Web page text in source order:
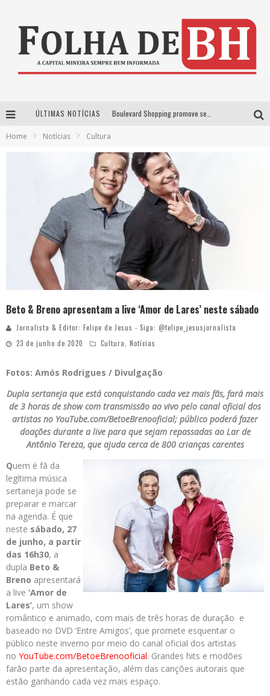
ÚLTIMAS NOTÍCIAS
Home Notícias Cultura
Beto & Breno apresentam a live ‘Amor de Lares’ neste sábado
Jornalista & Editor: Felipe de Jesus - Siga: @felipe_jesusjornalista
23 de junho de 2020
Cultura, Notícias
Fotos: Amós Rodrigues / Divulgação
Dupla sertaneja que está conquistando cada vez mais fãs, fará mais
de 3 horas de show com transmissão ao vivo pelo canal oficial dos
artistas no YouTube.com/BetoeBrenooficial; público poderá fazer
doações durante a live para que sejam repassadas ao Lar de
Antônio Tereza, que ajuda cerca de 800 crianças carentes
Quem é fã da
legítima música
sertaneja pode se
preparar e marcar
na agenda. É que
neste sábado, 27
de junho, a partir
das 16h30, a
dupla Beto &
Breno apresentará
a live ‘Amor de
Lares’, um show
romântico e animado, com mais de três horas de duração e
baseado no DVD ‘Entre Amigos’, que promete esquentar o
público neste inverno por meio do canal oficial dos artistas
no YouTube.com/BetoeBrenooficial. Grandes hits e modões
farão parte da apresentação, além das canções autorais que
estão ganhando cada vez mais espaço.